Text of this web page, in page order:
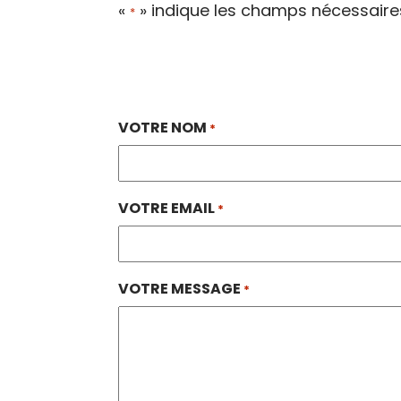
« * » indique les champs
VOTRE NOM *
VOTRE EMAIL *
VOTRE MESSAGE *